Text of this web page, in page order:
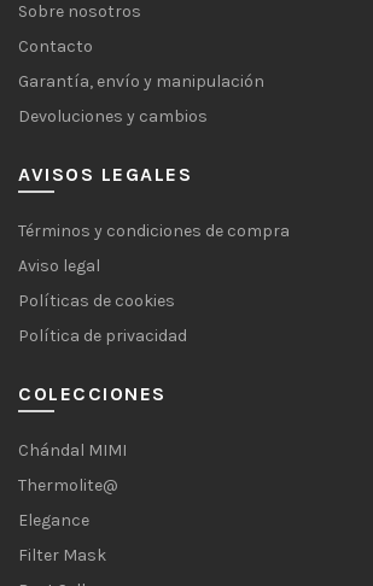
Sobre nosotros
Contacto
Garantía, envío y manipulación
Devoluciones y cambios
AVISOS LEGALES
Términos y condiciones de compra
Aviso legal
Políticas de cookies
Política de privacidad
COLECCIONES
Chándal MIMI
Thermolite@
Elegance
Filter Mask